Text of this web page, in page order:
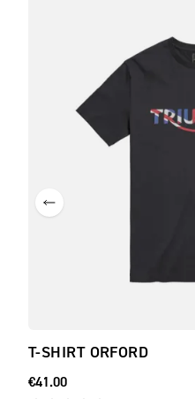
T-SHIRT ORFORD
€41.00